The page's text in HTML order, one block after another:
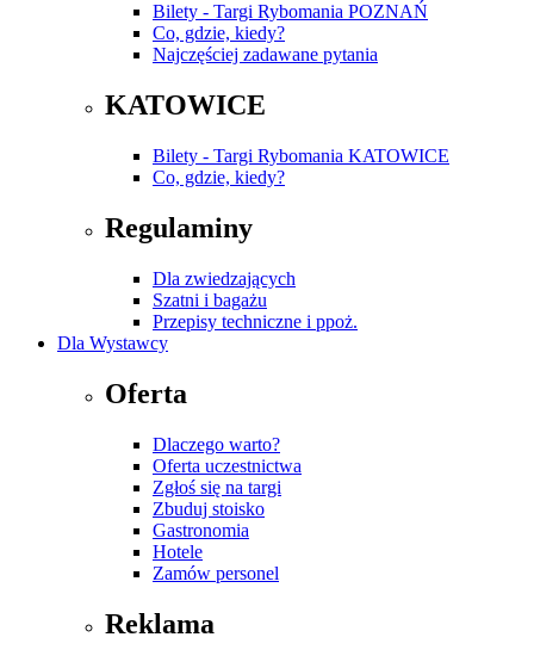
Bilety - Targi Rybomania POZNAŃ
Co, gdzie, kiedy?
Najczęściej zadawane pytania
KATOWICE
Bilety - Targi Rybomania KATOWICE
Co, gdzie, kiedy?
Regulaminy
Dla zwiedzających
Szatni i bagażu
Przepisy techniczne i ppoż.
Dla Wystawcy
Oferta
Dlaczego warto?
Oferta uczestnictwa
Zgłoś się na targi
Zbuduj stoisko
Gastronomia
Hotele
Zamów personel
Reklama